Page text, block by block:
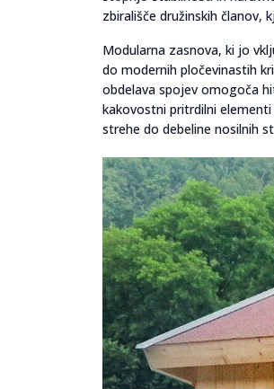
zbirališče družinskih članov,
Modularna zasnova, ki jo
do modernih pločevinastih
obdelava spojev omogoča
kakovostni pritrdilni
strehe do debeline nosilnih